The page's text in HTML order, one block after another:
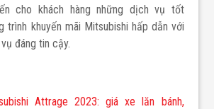
cho khách hàng những dịch vụ tốt
trình khuyến mãi Mitsubishi hấp dẫn với
đáng tin cậy.
Attrage 2023: giá xe lăn bánh,